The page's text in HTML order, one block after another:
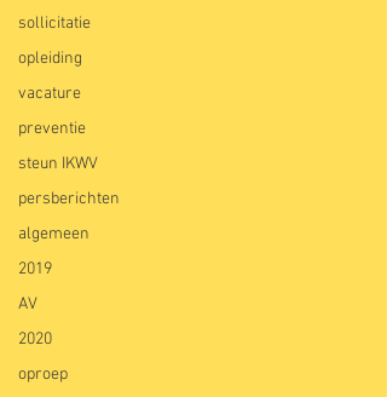
sollicitatie
opleiding
vacature
preventie
steun IKWV
persberichten
algemeen
2019
AV
2020
oproep